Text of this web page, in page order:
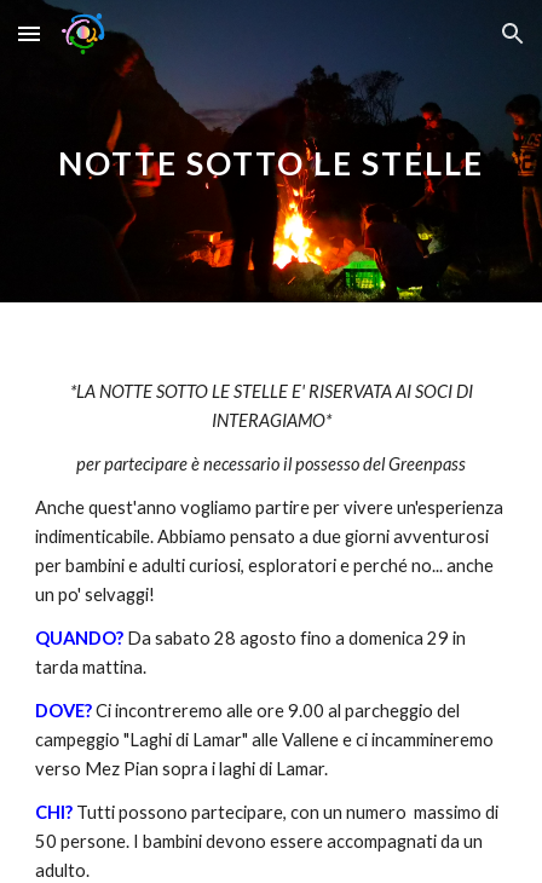
Skip to main content Skip to navigation
NOTTE SOTTO LE STELLE
*LA NOTTE SOTTO LE STELLE E' RISERVATA AI SOCI DI
INTERAGIAMO*
per partecipare è necessario il possesso del Greenpass
Anche quest'anno vogliamo partire per vivere un'esperienza
indimenticabile. Abbiamo pensato a due giorni avventurosi
per bambini e adulti curiosi, esploratori e perché no... anche
un po' selvaggi!
QUANDO? Da sabato 28 agosto fino a domenica 29 in
tarda mattina.
DOVE?Ci incontreremo alle ore 9.00 al parcheggio del
campeggio "Laghi di Lamar" alle Vallene e ci incammineremo
verso Mez Pian sopra i laghi di Lamar.
CHI? Tutti possono partecipare, con un numero massimo di
50 persone. I bambini devono essere accompagnati da un
adulto.